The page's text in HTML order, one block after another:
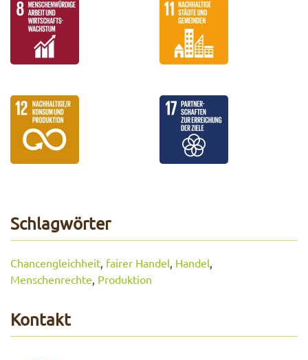
Schlagwörter
Chancengleichheit fairer Handel Handel
Menschenrechte Produktion
Kontakt